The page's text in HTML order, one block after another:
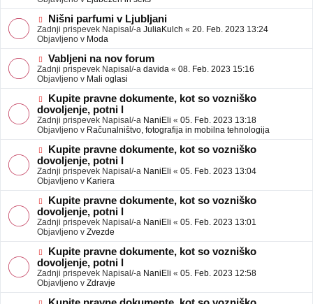
v
e
e
o
b
j
a
v
e
N
o
v
e
o
b
j
a
v
e
Nišni parfumi v Ljubljani
Zadnji prispevek Napisal/-a JuliaKulch « 20. Feb. 2023 13:24
Objavljeno v Moda
N
o
v
e
o
b
j
a
v
e
Vabljeni na nov forum
Zadnji prispevek Napisal/-a davida « 08. Feb. 2023 15:16
Objavljeno v Mali oglasi
N
o
v
e
o
b
a
v
e
Kupite pravne dokumente, kot so vozniško
dovoljenje, potni l
Zadnji prispevek Napisal/-a NaniEli « 05. Feb. 2023 13:18
Objavljeno v Računalništvo, fotografija in mobilna tehnologija
N
o
v
e
o
b
a
v
e
Kupite pravne dokumente, kot so vozniško
dovoljenje, potni l
Zadnji prispevek Napisal/-a NaniEli « 05. Feb. 2023 13:04
Objavljeno v Kariera
N
o
v
e
o
b
a
v
e
Kupite pravne dokumente, kot so vozniško
dovoljenje, potni l
Zadnji prispevek Napisal/-a NaniEli « 05. Feb. 2023 13:01
Objavljeno v Zvezde
N
o
v
e
o
b
Kupite pravne dokumente, kot so vozniško
dovoljenje, potni l
Zadnji prispevek Napisal/-a NaniEli « 05. Feb. 2023 12:58
Objavljeno v Zdravje
N